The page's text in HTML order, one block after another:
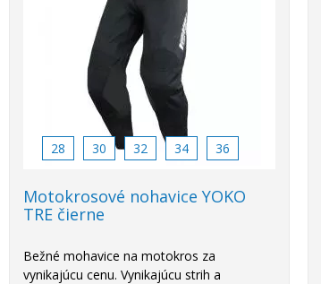
28 30 32 34 36
Motokrosové nohavice YOKO
TRE čierne
Bežné mohavice na motokros za
vynikajúcu cenu. Vynikajúcu strih a